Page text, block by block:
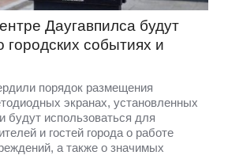
Даугавпилса будут
городских событиях и
порядок размещения
экранах, установленных
будут использоваться для
и гостей города о работе
а также о значимых